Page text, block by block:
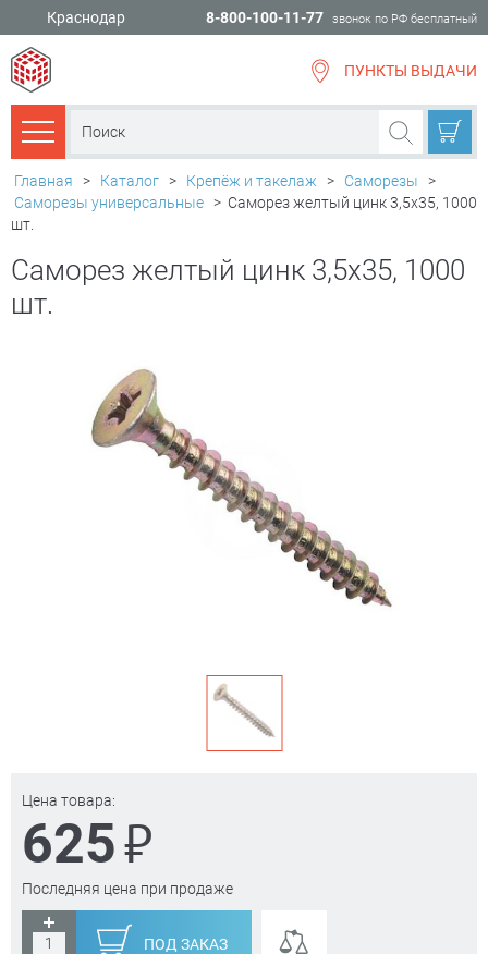
Краснодар 8-800-100-11-77 звонок по РФ бесплатный
ПУНКТЫ ВЫДАЧИ
Каталог товаров
Главная > Каталог > Крепёж и такелаж > Саморезы
>
Саморезы универсальные > Саморез желтый цинк 3,5х35, 1000
шт.
Саморез желтый цинк 3,5х35, 1000
шт.
Цена товара:
625₽
Последняя цена при продаже
ПОД ЗАКАЗ